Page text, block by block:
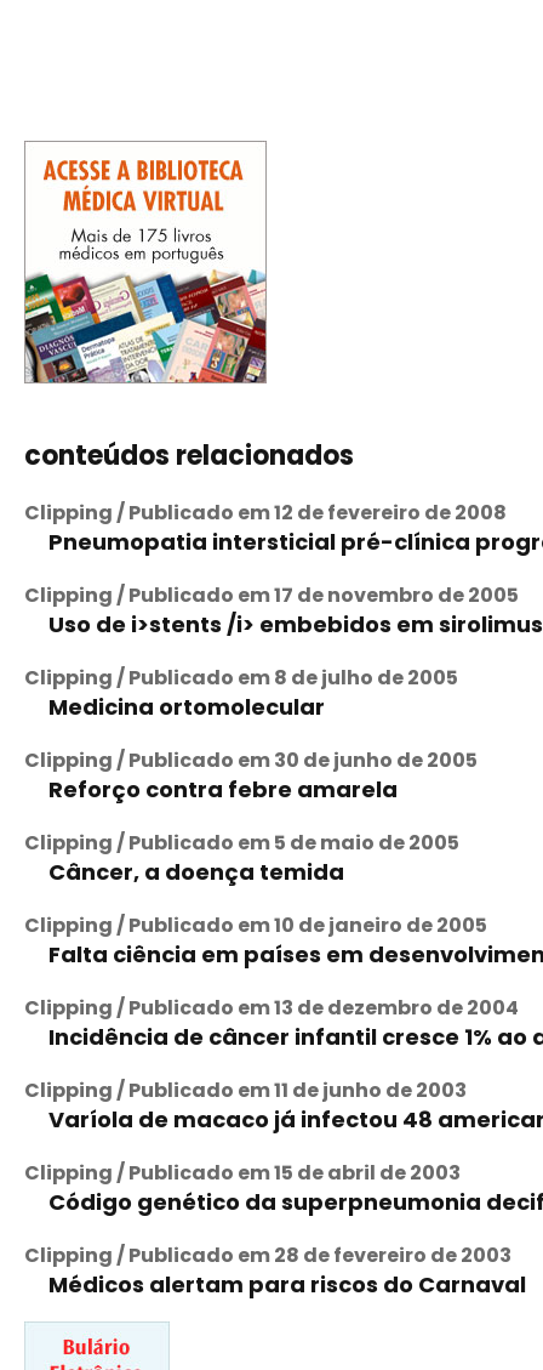
conteúdos relacionados
Clipping / Publicado em 12 de fevereiro de 2008
Pneumopatia intersticial pré-clínica
Clipping / Publicado em 17 de novembro de 2005
Uso de i>stents /i> embebidos em
Clipping / Publicado em 8 de julho de 2005
Medicina ortomolecular
Clipping / Publicado em 30 de junho de 2005
Reforço contra febre amarela
Clipping / Publicado em 5 de maio de 2005
Câncer, a doença temida
Clipping / Publicado em 10 de janeiro de 2005
Falta ciência em países em
Clipping / Publicado em 13 de dezembro de 2004
Incidência de câncer infantil cresce 1% ao
Clipping / Publicado em 11 de junho de 2003
Varíola de macaco já infectou 48
Clipping / Publicado em 15 de abril de 2003
Código genético da superpneumonia
Clipping / Publicado em 28 de fevereiro de 2003
Médicos alertam para riscos do Carnaval